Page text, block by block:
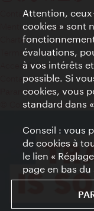
Contact
Mentions obligatoires
Charte sur le respect de
Terms of Use
Accessibilité
Contact presse
Paramètres de cookies
© Copyright
Attention,
cookies » sont
évaluations,
à vos intérêts
possible. Si
cookies, vous
standard dans
Conseil : vous
de cookies à
le lien «
page en bas